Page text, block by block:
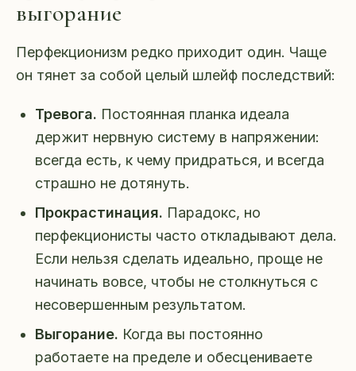
выгорание
Перфекционизм редко приходит один. Чаще
он тянет за собой целый шлейф последствий:
Тревога. Постоянная планка идеала
держит нервную систему в напряжении:
всегда есть, к чему придраться, и всегда
страшно не дотянуть.
Прокрастинация. Парадокс, но
перфекционисты часто откладывают дела.
Если нельзя сделать идеально, проще не
начинать вовсе, чтобы не столкнуться с
несовершенным результатом.
Выгорание. Когда вы постоянно
работаете на пределе и обесцениваете